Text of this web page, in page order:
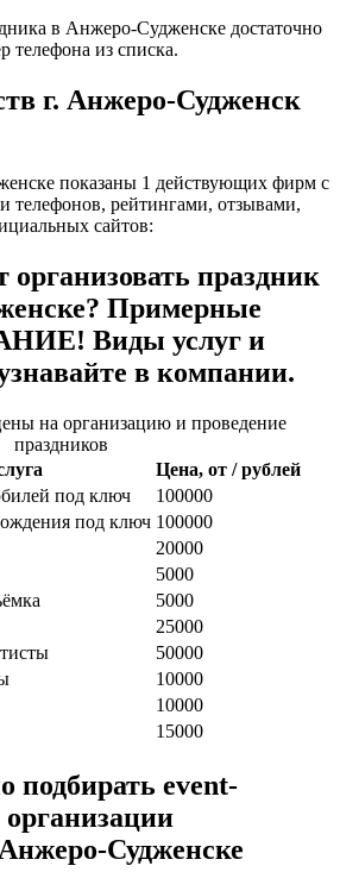
в Анжеро-Судженске достаточно
телефона из списка.
г. Анжеро-Судженск
показаны 1 действующих фирм с
телефонов, рейтингами, отзывами,
сайтов:
организовать праздник
Примерные
Виды услуг и
в компании.
на организацию и проведение
праздников
Цена, от / рублей
под ключ
100000
под ключ 100000
20000
5000
5000
25000
50000
10000
10000
15000
подбирать event-
Судженске